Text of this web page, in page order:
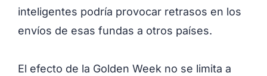
inteligentes podría provocar retrasos en los
envíos de esas fundas a otros países.
El efecto de la Golden Week no se limita a